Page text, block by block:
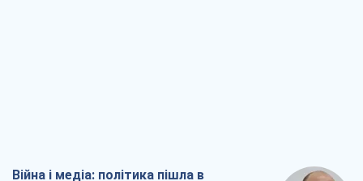
Війна і медіа: політика пішла в